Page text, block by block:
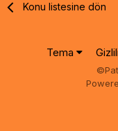
Konu listesine dön
Tema